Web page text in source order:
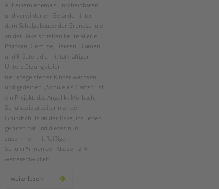
Auf einem ehemals unscheinbaren
und verwilderten Gelände hinter
dem Schulgebäude der Grundschule
an der Bäke sprießen heute allerlei
Pflanzen, Gemüse, Beeren, Blumen
und Kräuter, die mit tatkräftiger
Unterstützung vieler
naturbegeisterter Kinder wachsen
und gedeihen. „Schule als Garten“ ist
ein Projekt, das Angelika Morbach,
Schulsozialarbeiterin an der
Grundschule an der Bäke, ins Leben
gerufen hat und dieses nun
zusammen mit fleißigen
Schüler*innen der Klassen 2-4
weiterentwickelt.
weiterlesen schule